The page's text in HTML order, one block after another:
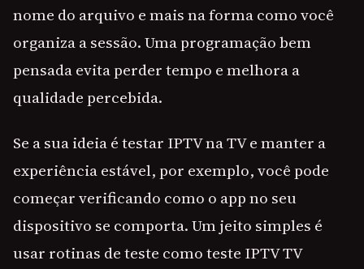
nome do arquivo e mais na forma como você
organiza a sessão. Uma programação bem
pensada evita perder tempo e melhora a
qualidade percebida.
Se a sua ideia é testar IPTV na TV e manter a
experiência estável, por exemplo, você pode
começar verificando como o app no seu
dispositivo se comporta. Um jeito simples é
usar rotinas de teste como teste IPTV TV